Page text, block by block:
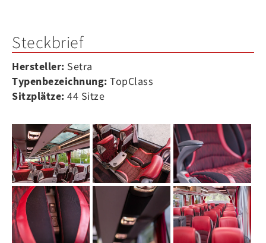
Steckbrief
Hersteller: Setra
Typenbezeichnung: TopClass
Sitzplätze: 44 Sitze